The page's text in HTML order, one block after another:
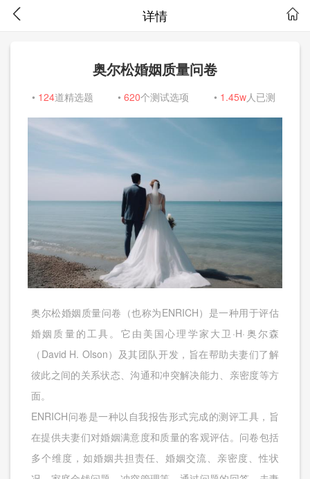
详情
奥尔松婚姻质量问卷
• 124道精选题 •620个测试选项 • 1.45w人已测
奥尔松婚姻质量问卷（也称为ENRICH）是一种用于评估
婚姻质量的工具。它由美国心理学家大卫·H·奥尔森
（David H. Olson）及其团队开发，旨在帮助夫妻们了解
彼此之间的关系状态、沟通和冲突解决能力、亲密度等方
面。
ENRICH问卷是一种以自我报告形式完成的测评工具，旨
在提供夫妻们对婚姻满意度和质量的客观评估。问卷包括
多个维度，如婚姻共担责任、婚姻交流、亲密度、性状